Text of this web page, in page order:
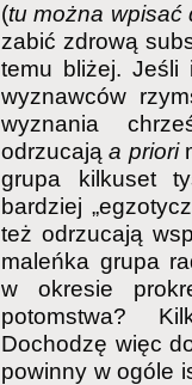
(tu można wpisać
zabić zdrową
temu bliżej. Jeśli
wyznawców
wyznania
odrzucająa priori
grupa kilkuset
bardziej
też odrzucają
maleńka grupa
w okresie
potomstwa?
Dochodzę więc
powinny w ogóle